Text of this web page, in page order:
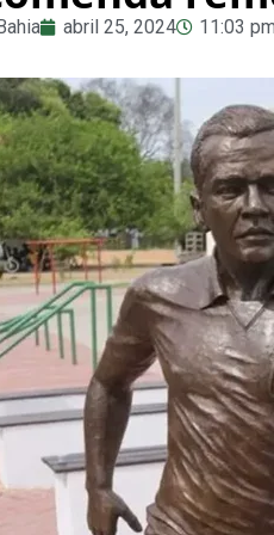
abril 25, 2024 11:03